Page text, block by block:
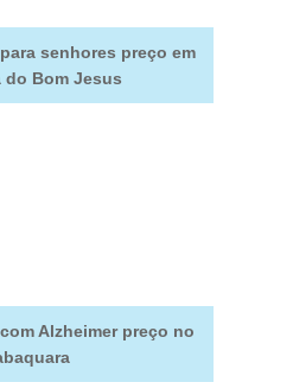
senhores preço em
do Bom Jesus
Alzheimer preço no